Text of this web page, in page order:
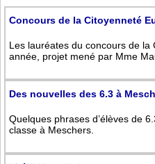
Concours de la Citoyenneté
Les lauréates du concours de
année, projet mené par Mme
Des nouvelles des 6.3 à
Quelques phrases d’élèves de
classe à Meschers.